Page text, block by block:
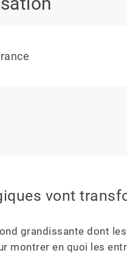
vont
grandissante dont
montrer en quoi les